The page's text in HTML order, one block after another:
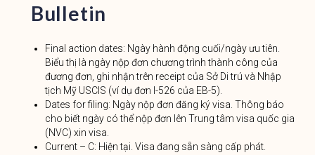
Bulletin
Final action dates: Ngày hành động cuối/ngày ưu tiên.
Biểu thị là ngày nộp đơn chương trình thành công của
đương đơn, ghi nhận trên receipt của Sở Di trú và Nhập
tịch Mỹ USCIS (ví dụ đơn I-526 của EB-5).
Dates for filing: Ngày nộp đơn đăng ký visa. Thông báo
cho biết ngày có thể nộp đơn lên Trung tâm visa quốc gia
(NVC) xin visa.
Current – C: Hiện tại. Visa đang sẵn sàng cấp phát.